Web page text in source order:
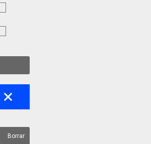
Borrar